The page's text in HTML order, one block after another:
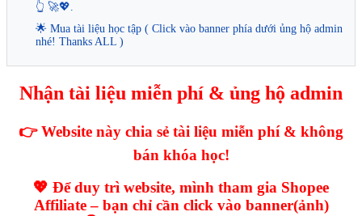
👆 🚀💖.
🌟 Mua tài liệu học tập ( Click vào banner phía dưới ủng hộ admin
nhé! Thanks ALL )
Nhận tài liệu miễn phí & ủng hộ admin
👉 Website này chia sẻ tài liệu miễn phí & không
bán khóa học!
💖 Để duy trì website, mình tham gia Shopee
Affiliate – bạn chỉ cần click vào banner(ảnh)